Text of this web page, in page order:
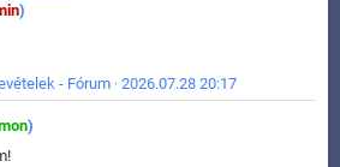
)
- Fórum · 2026.07.28 20:17
)